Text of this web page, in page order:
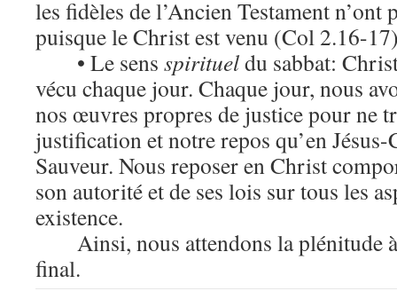
les fidèles de l’Ancien Testament n’ont
puisque le Christ est venu (Col 2.16-
• Le sensspiritueldu sabbat:
vécu chaque jour. Chaque jour, nous
nos œuvres propres de justice pour ne
justification et notre repos qu’en
Sauveur. Nous reposer en Christ
son autorité et de ses lois sur tous les
existence.
Ainsi, nous attendons la plénitude
final.